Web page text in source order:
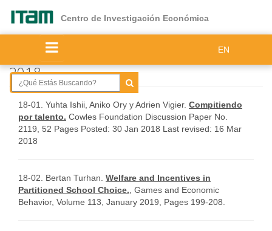
Centro de Investigación Económica
EN
2018
18-01. Yuhta Ishii, Aniko Ory y Adrien Vigier. Compitiendo
por talento. Cowles Foundation Discussion Paper No.
2119, 52 Pages Posted: 30 Jan 2018 Last revised: 16 Mar
2018
18-02. Bertan Turhan. Welfare and Incentives in
Partitioned School Choice. , Games and Economic
Behavior, Volume 113, January 2019, Pages 199-208.